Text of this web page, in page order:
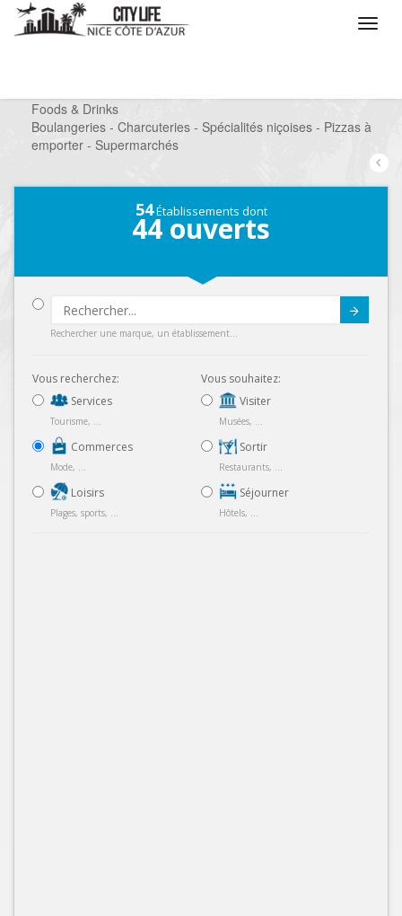
Foods & Drinks
/
Boulangeries - Charcuteries - Spécialités niçoises - Pizzas à
emporter - Supermarchés
54Établissements dont
44 ouverts
Rechercher une marque, un établissement...
Vous recherchez:
Services
Tourisme, ...
Commerces
Mode, ...
Loisirs
Plages, sports, ...
Vous souhaitez:
Visiter
Musées, ...
Sortir
Restaurants, ...
Séjourner
Hôtels, ...